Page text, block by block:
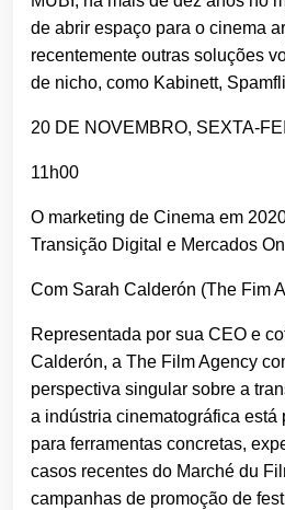
de abrir espaço para o cinema
recentemente outras soluções
de nicho, como Kabinett,
20 DE NOVEMBRO, SEXTA-
11h00
O marketing de Cinema em
Transição Digital e Mercados
Com Sarah Calderón (The Fim
Representada por sua CEO e
Calderón, a The Film Agency
perspectiva singular sobre a
a indústria cinematográfica está
para ferramentas concretas,
casos recentes do Marché du
campanhas de promoção de